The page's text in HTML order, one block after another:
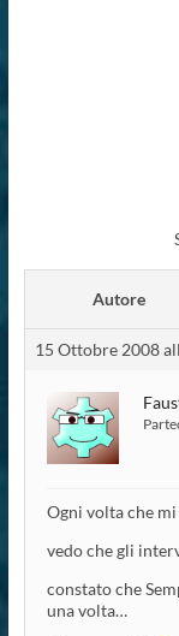
Autore
15 Ottobre 2008
Ogni volta che
vedo che gli
constato che
una volta…